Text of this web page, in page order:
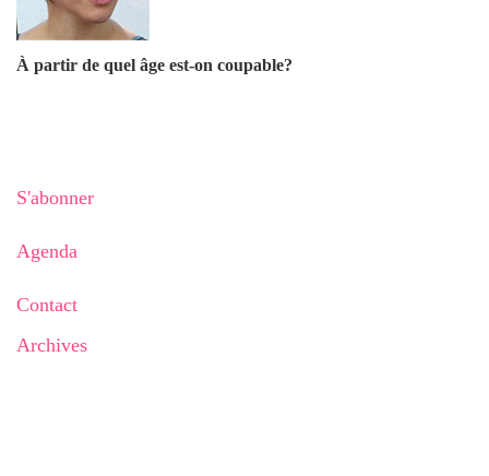
À partir de quel âge est-on coupable?
S'abonner
Agenda
Contact
Archives